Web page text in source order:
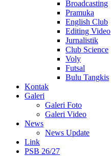
Broadcasting
Pramuka
English Club
Editing Video
Jurnalistik
Club Science
Voly
Futsal
Bulu Tangkis
Kontak
Galeri
Galeri Foto
Galeri Video
News
News Update
Link
PSB 26/27